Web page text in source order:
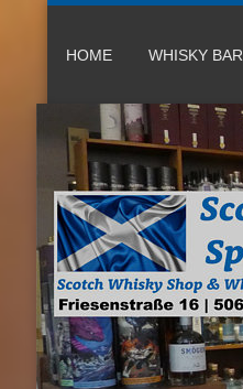
HOME WHISKY BAR